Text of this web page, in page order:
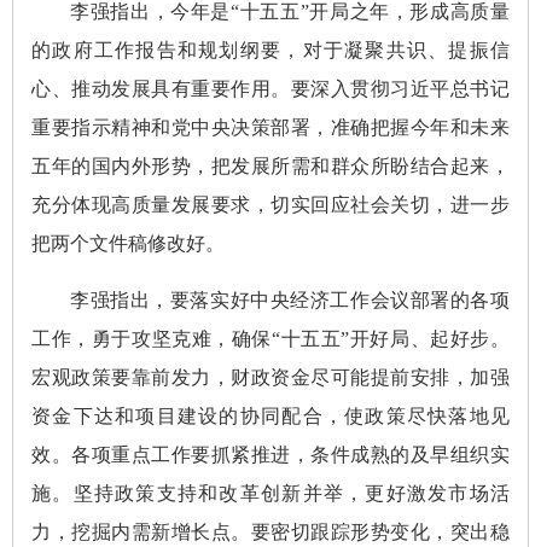
李强指出，今年是“十五五”开局之年，形成高质量
的政府工作报告和规划纲要，对于凝聚共识、提振信
心、推动发展具有重要作用。要深入贯彻习近平总书记
重要指示精神和党中央决策部署，准确把握今年和未来
五年的国内外形势，把发展所需和群众所盼结合起来，
充分体现高质量发展要求，切实回应社会关切，进一步
把两个文件稿修改好。
李强指出，要落实好中央经济工作会议部署的各项
工作，勇于攻坚克难，确保“十五五”开好局、起好步。
宏观政策要靠前发力，财政资金尽可能提前安排，加强
资金下达和项目建设的协同配合，使政策尽快落地见
效。各项重点工作要抓紧推进，条件成熟的及早组织实
施。坚持政策支持和改革创新并举，更好激发市场活
力，挖掘内需新增长点。要密切跟踪形势变化，突出稳